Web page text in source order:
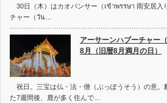
30日（木）はカオパンサー（เข้าพรรษา 雨安居入
チャー（วัน…
アーサーンハブーチャー
8月（旧暦8月満月の日）
祝日。三宝は仏・法・僧（ぶっぽうそう）の意。
た7週間後、鹿が多く住んで…